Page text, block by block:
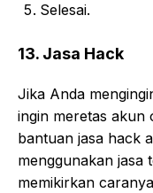
Selesai.
13. Jasa Hack
Jika Anda
ingin meretas akun
bantuan jasa hack
menggunakan jasa
memikirkan